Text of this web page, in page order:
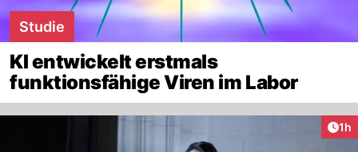
Studie
KI entwickelt erstmals
funktionsfähige Viren im Labor
1h